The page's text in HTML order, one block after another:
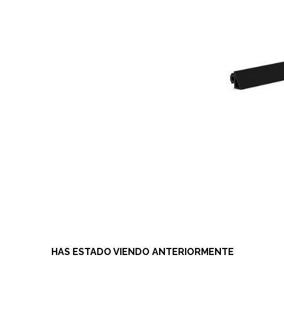
HAS ESTADO VIENDO ANTERIORMENTE